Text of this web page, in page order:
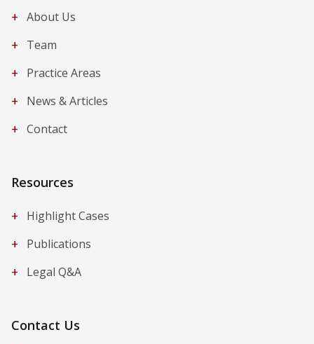
+ About Us
+ Team
+ Practice Areas
+ News & Articles
+ Contact
Resources
+
Highlight Cases
+ Publications
+ Legal Q&A
Contact Us